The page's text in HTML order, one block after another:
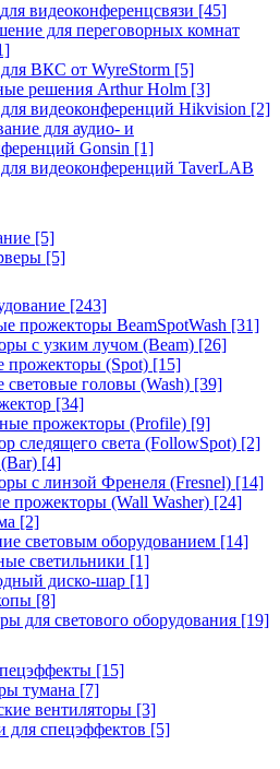
видеоконференцсвязи [45]
для переговорных комнат
ВКС от WyreStorm [5]
решения Arthur Holm [3]
видеоконференций Hikvision [2]
для аудио- и
Gonsin [1]
видеоконференций TaverLAB
[5]
[5]
[243]
прожекторы BeamSpotWash [31]
с узким лучом (Beam) [26]
прожекторы (Spot) [15]
световые головы (Wash) [39]
[34]
прожекторы (Profile) [9]
следящего света (FollowSpot) [2]
[4]
с линзой Френеля (Fresnel) [14]
прожекторы (Wall Washer) [24]
[2]
световым оборудованием [14]
светильники [1]
диско-шар [1]
[8]
для светового оборудования [19]
[15]
тумана [7]
вентиляторы [3]
для спецэффектов [5]